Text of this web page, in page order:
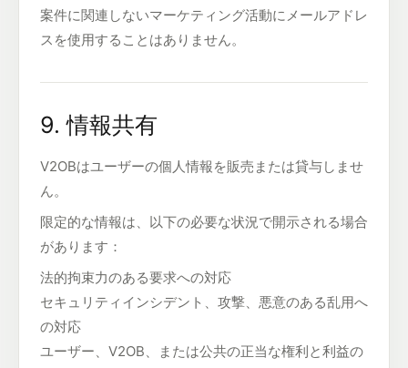
案件に関連しないマーケティング活動にメールアドレ
スを使用することはありません。
9. 情報共有
V2OBはユーザーの個人情報を販売または貸与しませ
ん。
限定的な情報は、以下の必要な状況で開示される場合
があります：
法的拘束力のある要求への対応
セキュリティインシデント、攻撃、悪意のある乱用へ
の対応
ユーザー、V2OB、または公共の正当な権利と利益の